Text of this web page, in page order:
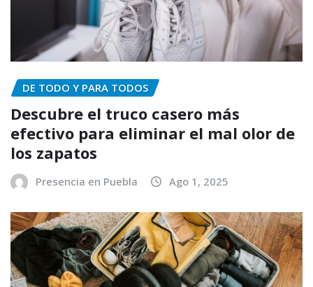
DE TODO Y PARA TODOS
Descubre el truco casero más
efectivo para eliminar el mal olor de
los zapatos
Presencia en Puebla Ago 1, 2025